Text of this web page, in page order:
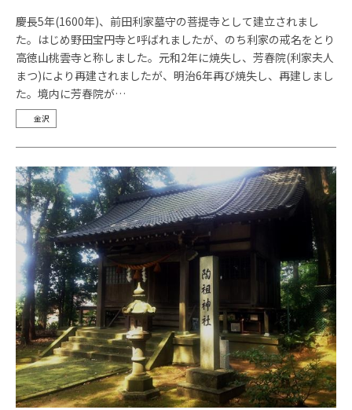
慶長5年(1600年)、前田利家墓守の菩提寺として建立されまし
た。はじめ野田宝円寺と呼ばれましたが、のち利家の戒名をとり
高徳山桃雲寺と称しました。元和2年に焼失し、芳春院(利家夫人
まつ)により再建されましたが、明治6年再び焼失し、再建しまし
た。境内に芳春院が…
金沢